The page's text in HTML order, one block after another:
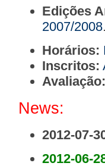
Edições
2007/2008
Horários:
Inscritos:
Avaliação:
News:
2012-07-
2012-06-